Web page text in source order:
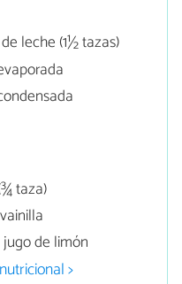
leche (1½ tazas)
taza)
de limón
>